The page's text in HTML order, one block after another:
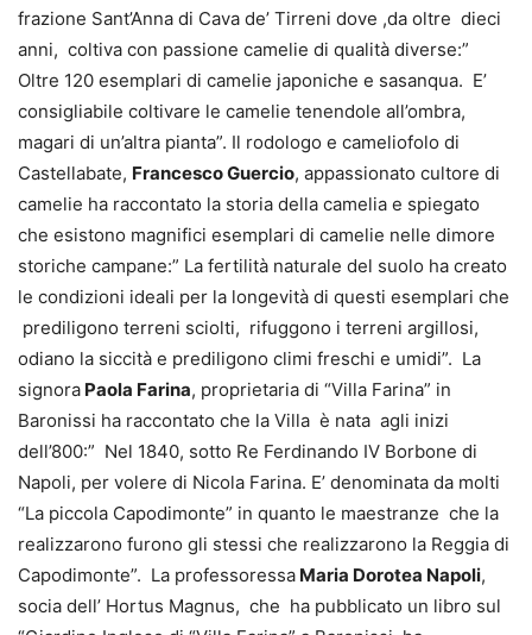
frazione Sant’Anna di Cava de’ Tirreni dove ,da oltre dieci
anni, coltiva con passione camelie di qualità diverse:”
Oltre 120 esemplari di camelie japoniche e sasanqua. E’
consigliabile coltivare le camelie tenendole all’ombra,
magari di un’altra pianta”. Il rodologo e cameliofolo di
Castellabate, Francesco Guercio, appassionato cultore di
camelie ha raccontato la storia della camelia e spiegato
che esistono magnifici esemplari di camelie nelle dimore
storiche campane:” La fertilità naturale del suolo ha creato
le condizioni ideali per la longevità di questi esemplari che
prediligono terreni sciolti, rifuggono i terreni argillosi,
odiano la siccità e prediligono climi freschi e umidi”. La
signora Paola Farina, proprietaria di “Villa Farina” in
Baronissi ha raccontato che la Villa è nata agli inizi
dell’800:” Nel 1840, sotto Re Ferdinando IV Borbone di
Napoli, per volere di Nicola Farina. E’ denominata da molti
“La piccola Capodimonte” in quanto le maestranze che la
realizzarono furono gli stessi che realizzarono la Reggia di
Capodimonte”. La professoressa Maria Dorotea Napoli,
socia dell’ Hortus Magnus, che ha pubblicato un libro sul